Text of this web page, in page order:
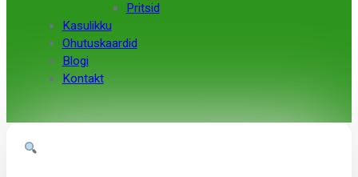
Pritsid
Kasulikku
Ohutuskaardid
Blogi
Kontakt